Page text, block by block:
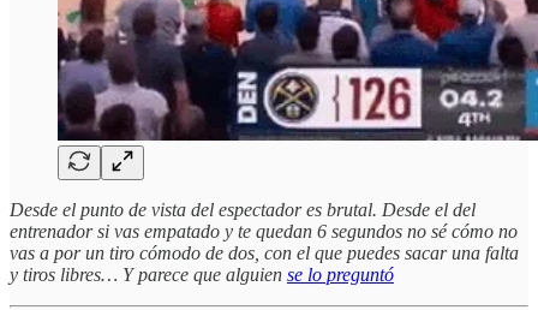
Desde el punto de vista del espectador es brutal. Desde el del
entrenador si vas empatado y te quedan 6 segundos no sé cómo no
vas a por un tiro cómodo de dos, con el que puedes sacar una falta
y tiros libres… Y parece que alguien se lo preguntó